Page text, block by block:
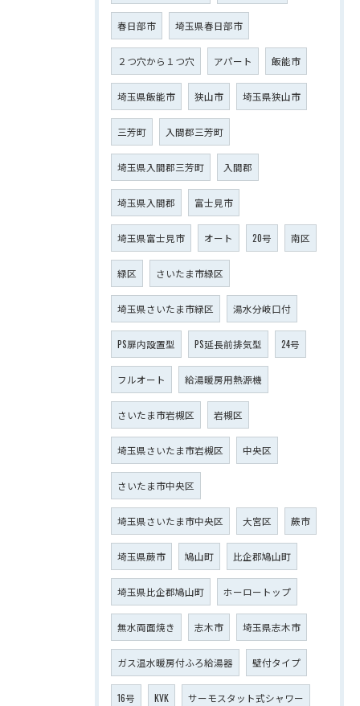
春日部市 埼玉県春日部市
２つ穴から１つ穴 アパート 飯能市
埼玉県飯能市 狭山市 埼玉県狭山市
三芳町 入間郡三芳町
埼玉県入間郡三芳町 入間郡
埼玉県入間郡 富士見市
埼玉県富士見市 オート 20号 南区
緑区 さいたま市緑区
埼玉県さいたま市緑区 湯水分岐口付
PS扉内設置型 PS延長前排気型 24号
フルオート 給湯暖房用熱源機
さいたま市岩槻区 岩槻区
埼玉県さいたま市岩槻区 中央区
さいたま市中央区
埼玉県さいたま市中央区 大宮区 蕨市
埼玉県蕨市 鳩山町 比企郡鳩山町
埼玉県比企郡鳩山町 ホーロートップ
無水両面焼き 志木市 埼玉県志木市
ガス温水暖房付ふろ給湯器 壁付タイプ
16号 KVK サーモスタット式シャワー